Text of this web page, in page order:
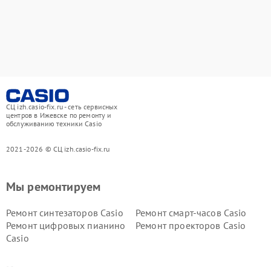
СЦ izh.casio-fix.ru - сеть сервисных
центров в Ижевске по ремонту и
обслуживанию техники Casio
2021-2026 © СЦ izh.casio-fix.ru
Мы ремонтируем
Ремонт синтезаторов Casio
Ремонт смарт-часов Casio
Ремонт цифровых пианино
Casio
Ремонт проекторов Casio